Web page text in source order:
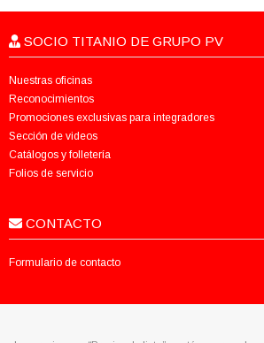
SOCIO TITANIO DE GRUPO PV
Nuestras oficinas
Reconocimientos
Promociones exclusivas para integradores
Sección de videos
Catálogos y folletería
Folios de servicio
CONTACTO
Formulario de contacto